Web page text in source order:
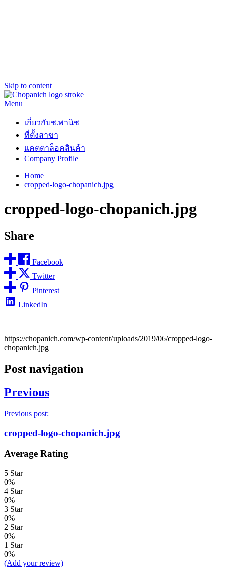
Skip to content
Menu
เกี่ยวกับช.พานิช
ที่ตั้งสาขา
แคตตาล็อคสินค้า
Company Profile
Home
cropped-logo-chopanich.jpg
cropped-logo-chopanich.jpg
Share
Facebook
Twitter
Pinterest
LinkedIn
https://chopanich.com/wp-content/uploads/2019/06/cropped-logo-
chopanich.jpg
Post navigation
Previous
Previous post:
cropped-logo-chopanich.jpg
Average Rating
5 Star
0%
4 Star
0%
3 Star
0%
2 Star
0%
1 Star
0%
(Add your review)